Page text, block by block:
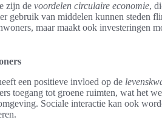
zijn de voordelen circulaire economie,
gebruik van middelen kunnen steden
maar maakt ook investeringen
een positieve invloed op de
toegang tot groene ruimten, wat het
Sociale interactie kan ook